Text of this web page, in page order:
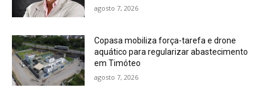
agosto 7, 2026
Copasa mobiliza força-tarefa e drone
aquático para regularizar abastecimento
em Timóteo
agosto 7, 2026